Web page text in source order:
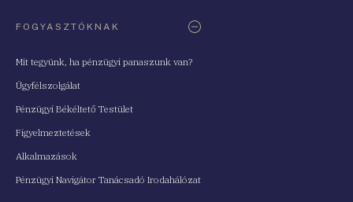
FOGYASZTÓKNAK
Mit tegyünk, ha pénzügyi panaszunk van?
Ügyfélszolgálat
Pénzügyi Békéltető Testület
Figyelmeztetések
Alkalmazások
Pénzügyi Navigátor Tanácsadó Irodahálózat